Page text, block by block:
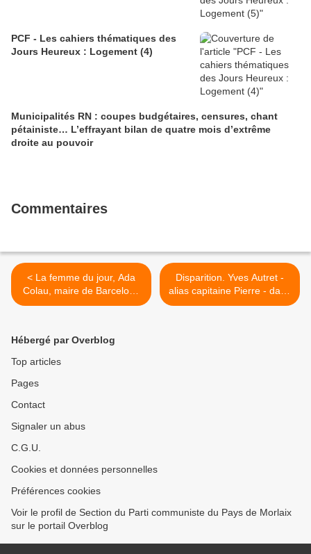
PCF - Les cahiers thématiques des
Jours Heureux : Logement (4)
Municipalités RN : coupes budgétaires, censures, chant
pétainiste… L’effrayant bilan de quatre mois d’extrême
droite au pouvoir
Commentaires
< La femme du jour, Ada
Colau, maire de Barcelone
(L'Humanité, 21 août 2017)
Disparition. Yves Autret -
alias capitaine Pierre - dans
la Résistance (Le
Hébergé par Overblog
Top articles
Pages
Contact
Signaler un abus
C.G.U.
Cookies et données personnelles
Préférences cookies
Voir le profil de Section du Parti communiste du Pays de Morlaix
sur le portail Overblog